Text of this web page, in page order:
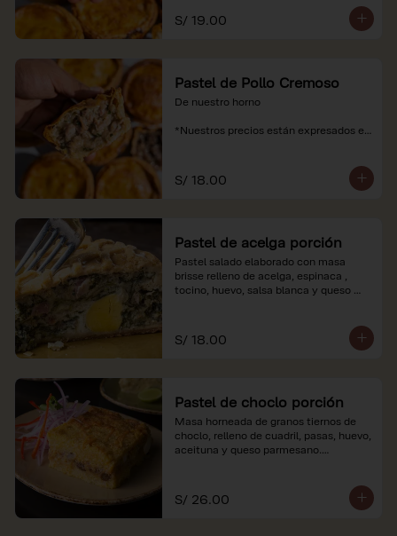
recargo al consumo.
S/ 19.00
Pastel de Pollo Cremoso
De nuestro horno
*Nuestros precios están expresados en
S/ 18.00
Pastel de acelga porción
Pastel salado elaborado con masa
brisse relleno de acelga, espinaca ,
tocino, huevo, salsa blanca y queso
*Nuestros precios están expresados en
soles e incluyen impuestos de ley y
S/ 18.00
Pastel de choclo porción
Masa horneada de granos tiernos de
choclo, relleno de cuadril, pasas, huevo,
aceituna y queso parmesano.
soles e incluyen impuestos de ley y
recargo al consumo.
S/ 26.00